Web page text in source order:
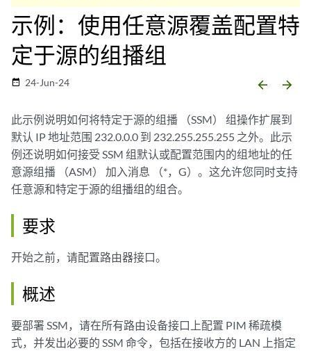
示例：使用任意源覆盖配置特
定于源的组播组
date_range 24-Jun-24 arrow_backward arrow_forward
此示例说明如何将特定于源的组播 （SSM） 组操作扩展到
默认 IP 地址范围 232.0.0.0 到 232.255.255.255 之外。此示
例还说明如何接受 SSM 组默认或配置范围内的组地址的任
意源组播 （ASM） 加入消息 （*，G）。这允许您同时支持
任意源和特定于源的组播组的组合。
要求
开始之前，请配置路由器接口。
概述
要部署 SSM，请在所有路由设备接口上配置 PIM 稀疏模
式，并发出必要的 SSM 命令，包括在接收方的 LAN 上指定